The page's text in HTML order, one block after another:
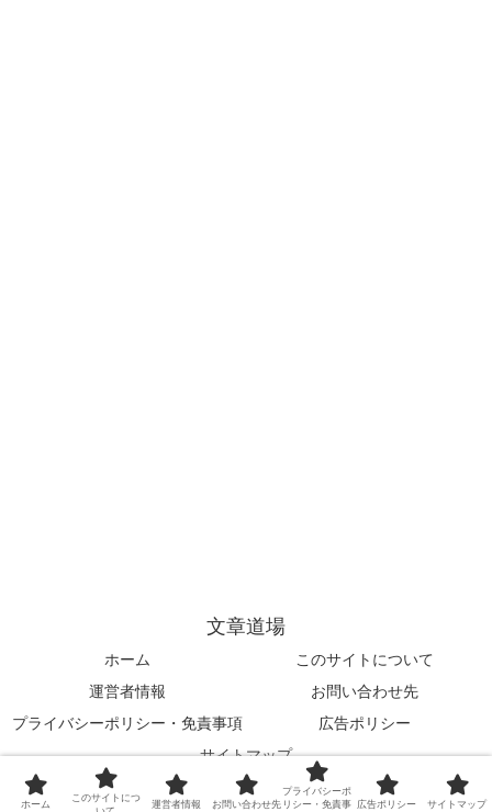
文章道場
ホーム
このサイトについて
運営者情報
お問い合わせ先
プライバシーポリシー・免責事項
広告ポリシー
サイトマップ
© 2024 文章道場.
ホーム
このサイトにつ
運営者情報 お問い合わせ先
プライバシーポ
リシー・免責事 広告ポリシー サイトマップ